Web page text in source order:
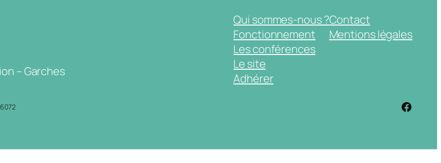
– Garches
Qui sommes-nous ?
Fonctionnement
Les conférences
Le site
Adhérer
Contact
Mentions légales